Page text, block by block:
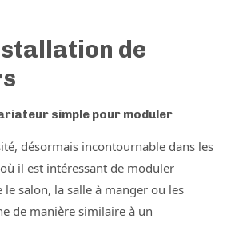
de
simple pour moduler
désormais incontournable dans les
il est intéressant de moduler
le salon, la salle à manger ou les
de manière similaire à un